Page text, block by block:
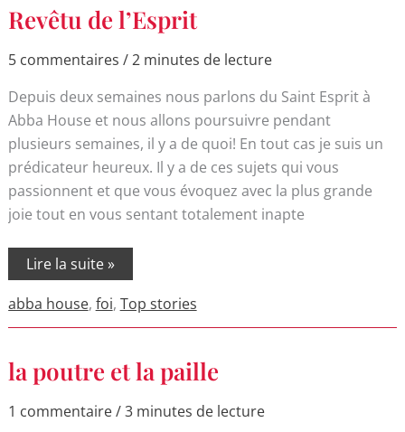
Revêtu de l’Esprit
5 commentaires /2 minutes de lecture
Depuis deux semaines nous parlons du Saint Esprit à
Abba House et nous allons poursuivre pendant
plusieurs semaines, il y a de quoi! En tout cas je suis un
prédicateur heureux. Il y a de ces sujets qui vous
passionnent et que vous évoquez avec la plus grande
joie tout en vous sentant totalement inapte
Revêtu
de
Lire la suite »
abba house, foi, Top stories
la poutre et la paille
1 commentaire/3 minutes de lecture
la
poutre
et
la
paille